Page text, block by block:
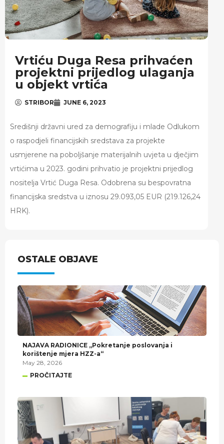
OSTALE OBJAVE
NAJAVA RADIONICE „Pokretanje poslovanja i
korištenje mjera HZZ-a“
May 28, 2026
PROČITAJTE
Vrtiću Duga Resa prihvaćen
projektni prijedlog ulaganja
u objekt vrtića
STRIBOR JUNE 6, 2023
Središnji državni ured za demografiju i mlade Odlukom
o raspodjeli financijskih sredstava za projekte
usmjerene na poboljšanje materijalnih uvjeta u dječjim
vrtićima u 2023. godini prihvatio je projektni prijedlog
nositelja Vrtić Duga Resa. Odobrena su bespovratna
financijska sredstva u iznosu 29.093,05 EUR (219.126,24
HRK).